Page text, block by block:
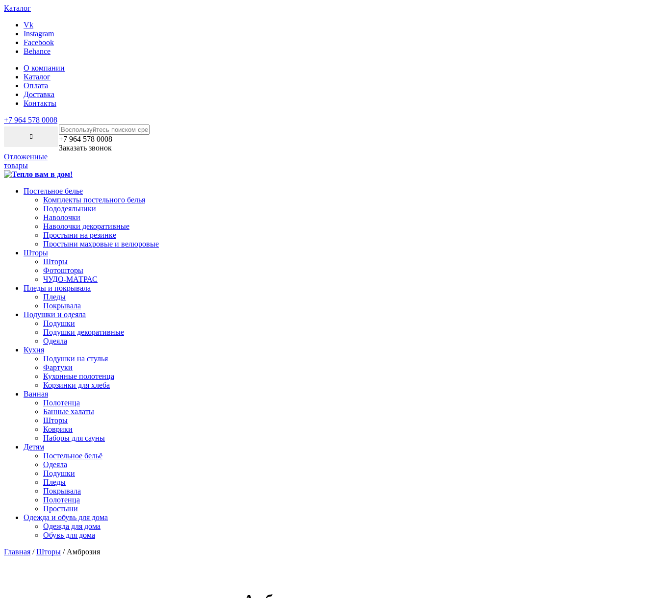
Каталог
Vk
Instagram
Facebook
Behance
О компании
Каталог
Оплата
Доставка
Контакты
+7 964 578 0008
+7 964 578 0008
Заказать звонок
Отложенные
товары
Постельное белье
Комплекты постельного белья
Пододеяльники
Наволочки
Наволочки декоративные
Простыни на резинке
Простыни махровые и велюровые
Шторы
Шторы
Фотошторы
ЧУДО-МАТРАС
Пледы и покрывала
Пледы
Покрывала
Подушки и одеяла
Подушки
Подушки декоративные
Одеяла
Кухня
Подушки на стулья
Фартуки
Кухонные полотенца
Корзинки для хлеба
Ванная
Полотенца
Банные халаты
Шторы
Коврики
Наборы для сауны
Детям
Постельное бельё
Одеяла
Подушки
Пледы
Покрывала
Полотенца
Простыни
Одежда и обувь для дома
Одежда для дома
Обувь для дома
Главная /Шторы / Амброзия